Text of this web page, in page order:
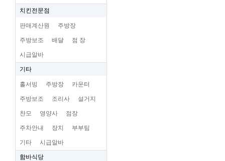
치킨전문점
판매계산원 주방장
주방보조 배달 점 장
시급알바
기타
홀서빙 주방장 카운터
주방보조 조리사 설거지
찬모 영양사 점장
주차안내 장치 부부팀
기타 시급알바
함바식당